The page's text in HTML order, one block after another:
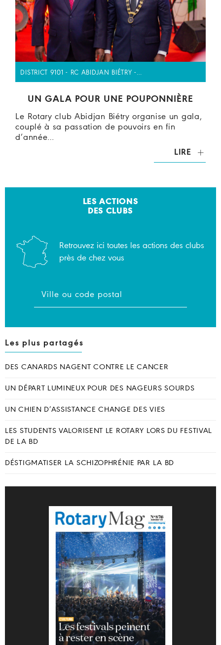
DISTRICT 9101 - RC ABIDJAN BIÉTRY -…
UN GALA POUR UNE POUPONNIÈRE
Le Rotary club Abidjan Biétry organise un gala,
couplé à sa passation de pouvoirs en fin
d’année…
LIRE
LES ACTIONS
DES CLUBS
Retrouvez ici toutes les actions des clubs
près de chez vous
Les plus partagés
DES CANARDS NAGENT CONTRE LE CANCER
UN DÉPART LUMINEUX POUR DES NAGEURS SOURDS
UN CHIEN D’ASSISTANCE CHANGE DES VIES
LES STUDENTS VALORISENT LE ROTARY LORS DU FESTIVAL
DE LA BD
DÉSTIGMATISER LA SCHIZOPHRÉNIE PAR LA BD